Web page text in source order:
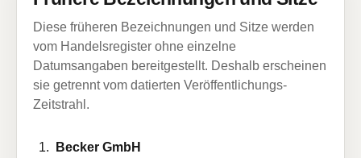
Diese früheren Bezeichnungen und Sitze werden
vom Handelsregister ohne einzelne
Datumsangaben bereitgestellt. Deshalb erscheinen
sie getrennt vom datierten Veröffentlichungs-
Zeitstrahl.
Becker GmbH